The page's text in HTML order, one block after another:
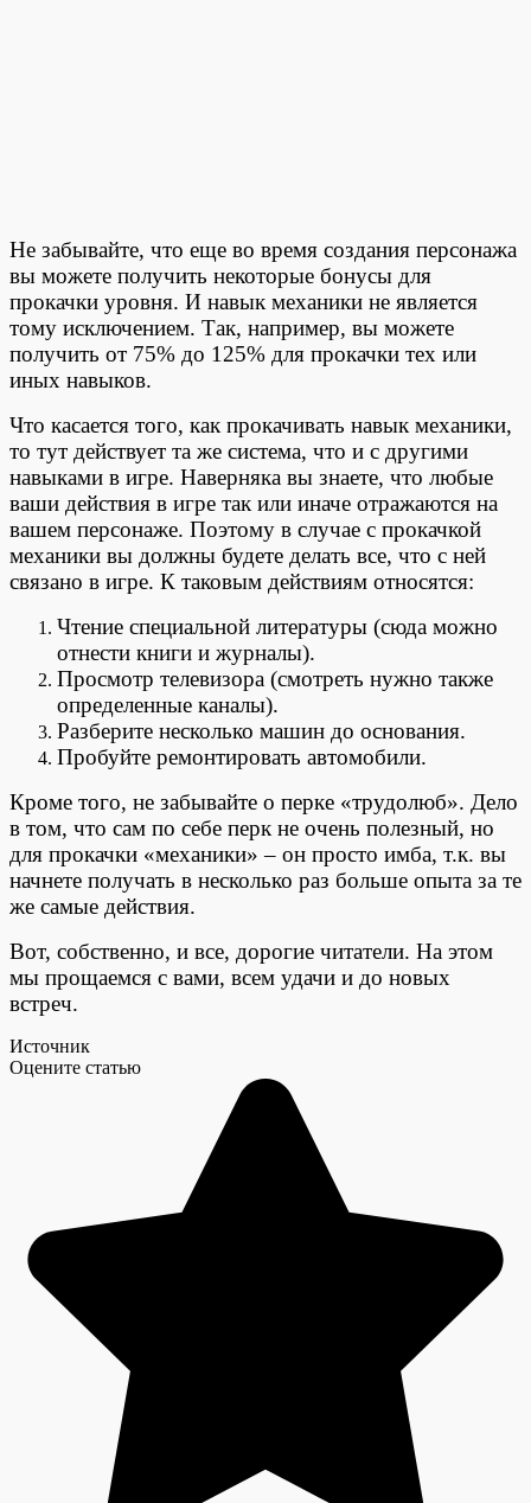
Не забывайте, что еще во время создания персонажа
вы можете получить некоторые бонусы для
прокачки уровня. И навык механики не является
тому исключением. Так, например, вы можете
получить от 75% до 125% для прокачки тех или
иных навыков.
Что касается того, как прокачивать навык механики,
то тут действует та же система, что и с другими
навыками в игре. Наверняка вы знаете, что любые
ваши действия в игре так или иначе отражаются на
вашем персонаже. Поэтому в случае с прокачкой
механики вы должны будете делать все, что с ней
связано в игре. К таковым действиям относятся:
Чтение специальной литературы (сюда можно
отнести книги и журналы).
Просмотр телевизора (смотреть нужно также
определенные каналы).
Разберите несколько машин до основания.
Пробуйте ремонтировать автомобили.
Кроме того, не забывайте о перке «трудолюб». Дело
в том, что сам по себе перк не очень полезный, но
для прокачки «механики» – он просто имба, т.к. вы
начнете получать в несколько раз больше опыта за те
же самые действия.
Вот, собственно, и все, дорогие читатели. На этом
мы прощаемся с вами, всем удачи и до новых
встреч.
Источник
Оцените статью